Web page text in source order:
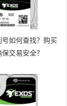
如何查找？购买
交易安全？